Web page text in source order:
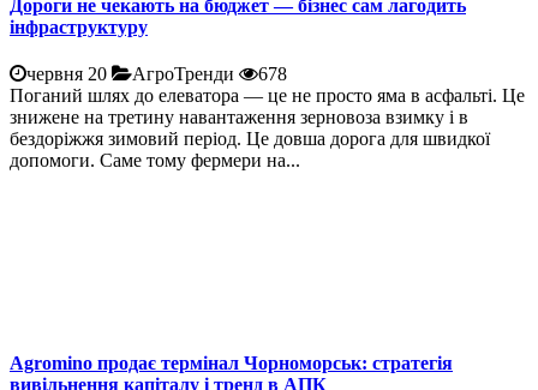
Дороги не чекають на бюджет — бізнес сам лагодить
інфраструктуру
червня 20 АгроТренди
678
Поганий шлях до елеватора — це не просто яма в асфальті. Це
знижене на третину навантаження зерновоза взимку і в
бездоріжжя зимовий період. Це довша дорога для швидкої
допомоги. Саме тому фермери на...
Agromino продає термінал Чорноморськ: стратегія
вивільнення капіталу і тренд в АПК